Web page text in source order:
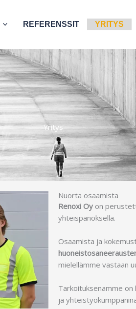
REFERENSSIT YRITYS
Yritys
Nuorta osaamista
Renoxi Oy on
yhteispanoksella.
Osaamista ja
mielellämme vastaan
Tarkoituksenamme on
ja